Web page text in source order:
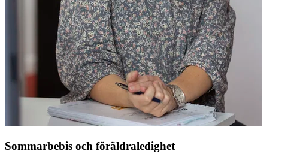
Sommarbebis och föräldraledighet